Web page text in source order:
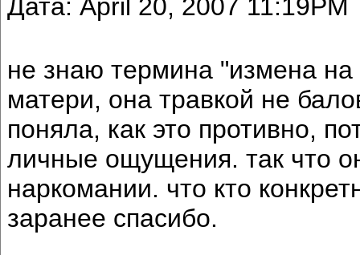
Дата: April 20, 2007 11:19PM
не знаю термина "измена на
матери, она травкой не
поняла, как это противно,
личные ощущения. так что
наркомании. что кто
заранее спасибо.